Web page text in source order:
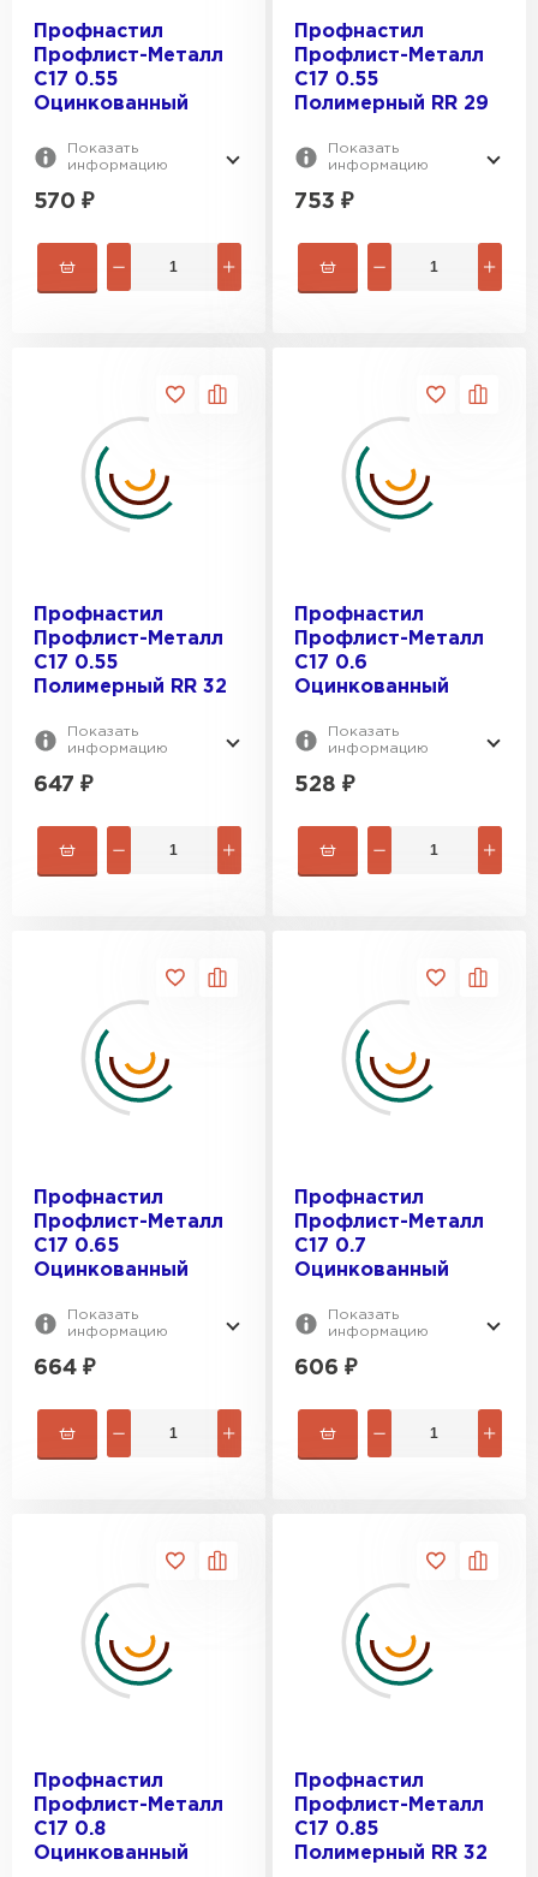
Профнастил
Профлист-Металл
C17 0.55
Оцинкованный
Показать
информацию
570 ₽
Профнастил
Профлист-Металл
C17 0.55
Полимерный RR 29
Показать
информацию
753 ₽
Профнастил
Профлист-Металл
C17 0.55
Полимерный RR 32
Показать
информацию
647 ₽
Профнастил
Профлист-Металл
C17 0.6
Оцинкованный
Показать
информацию
528 ₽
Профнастил
Профлист-Металл
C17 0.65
Оцинкованный
Показать
информацию
664 ₽
Профнастил
Профлист-Металл
C17 0.7
Оцинкованный
Показать
информацию
606 ₽
Профнастил
Профлист-Металл
C17 0.8
Оцинкованный
Профнастил
Профлист-Металл
C17 0.85
Полимерный RR 32